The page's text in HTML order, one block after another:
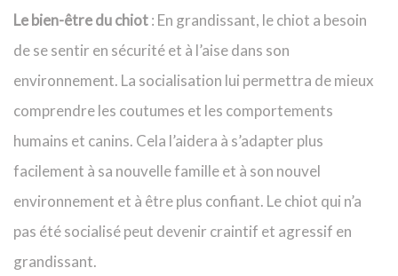
Le bien-être du chiot: En grandissant, le chiot a besoin
de se sentir en sécurité et à l’aise dans son
environnement. La socialisation lui permettra de mieux
comprendre les coutumes et les comportements
humains et canins. Cela l’aidera à s’adapter plus
facilement à sa nouvelle famille et à son nouvel
environnement et à être plus confiant. Le chiot qui n’a
pas été socialisé peut devenir craintif et agressif en
grandissant.